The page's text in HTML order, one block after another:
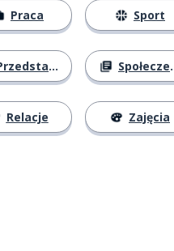
Praca
się
Relacje
Sport
Społeczeństwo
Zajęcia